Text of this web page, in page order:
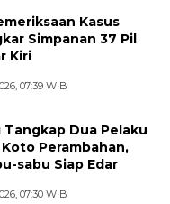
Kasus
Simpanan 37 Pil
Kiri
07:39 WIB
Dua Pelaku
Perambahan,
sabu Siap Edar
07:30 WIB